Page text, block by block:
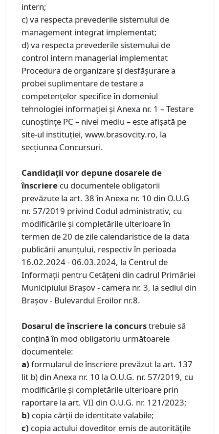
intern;
c) va respecta prevederile sistemului de
management integrat implementat;
d) va respecta prevederile sistemului de
control intern managerial implementat
Procedura de organizare și desfășurare a
probei suplimentare de testare a
competențelor specifice în domeniul
tehnologiei informației și Anexa nr. 1 – Testare
cunoștințe PC – nivel mediu – este afișată pe
site-ul instituției, www.brasovcity.ro, la
secțiunea Concursuri.
Candidaţii vor depune dosarele de
înscriere cu documentele obligatorii
prevăzute la art. 38 în Anexa nr. 10 din O.U.G
nr. 57/2019 privind Codul administrativ, cu
modificările şi completările ulterioare în
termen de 20 de zile calendaristice de la data
publicării anunţului, respectiv în perioada
16.02.2024 - 06.03.2024, la Centrul de
Informaţii pentru Cetăţeni din cadrul Primăriei
Municipiului Braşov - camera nr. 3, la sediul din
Braşov - Bulevardul Eroilor nr.8.
Dosarul de înscriere la concurstrebuie să
conţină în mod obligatoriu următoarele
documentele:
a) formularul de înscriere prevăzut la art. 137
lit b) din Anexa nr. 10 la O.U.G. nr. 57/2019, cu
modificările și completările ulterioare prin
raportare la art. VII din O.U.G. nr. 121/2023;
b) copia cărții de identitate valabile;
c) copia actului doveditor emis de autoritățile